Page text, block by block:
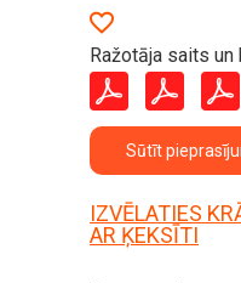
Ražotāja saits
Sūtīt
IZVĒLATIES
AR ĶEKSĪTI